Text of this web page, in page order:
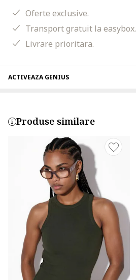
Oferte exclusive.
Transport gratuit la easybox.
Livrare prioritara.
ACTIVEAZA GENIUS
Produse similare